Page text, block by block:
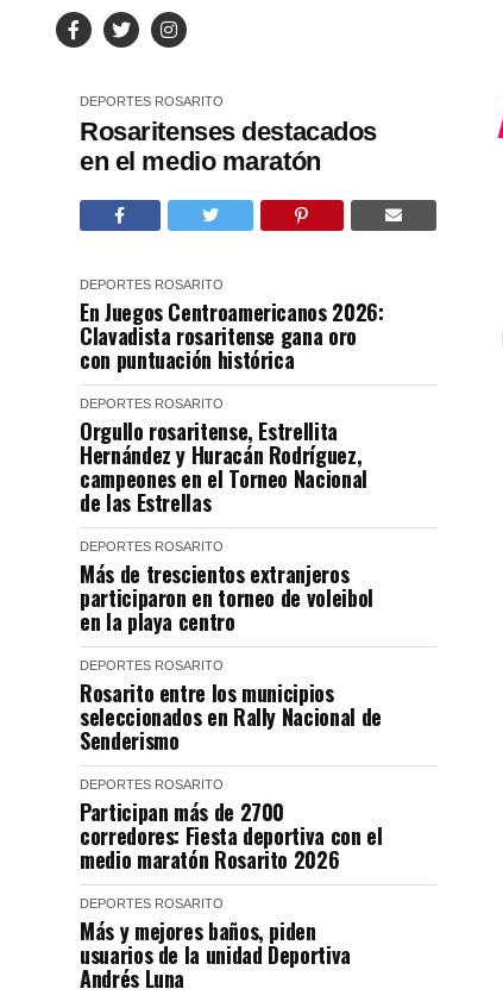
DEPORTES ROSARITO
Rosaritenses destacados
en el medio maratón
DEPORTES ROSARITO
En Juegos Centroamericanos 2026:
Clavadista rosaritense gana oro
con puntuación histórica
DEPORTES ROSARITO
Orgullo rosaritense, Estrellita
Hernández y Huracán Rodríguez,
campeones en el Torneo Nacional
de las Estrellas
DEPORTES ROSARITO
Más de trescientos extranjeros
participaron en torneo de voleibol
en la playa centro
DEPORTES ROSARITO
Rosarito entre los municipios
seleccionados en Rally Nacional de
Senderismo
DEPORTES ROSARITO
Participan más de 2700
corredores: Fiesta deportiva con el
medio maratón Rosarito 2026
DEPORTES ROSARITO
Más y mejores baños, piden
usuarios de la unidad Deportiva
Andrés Luna